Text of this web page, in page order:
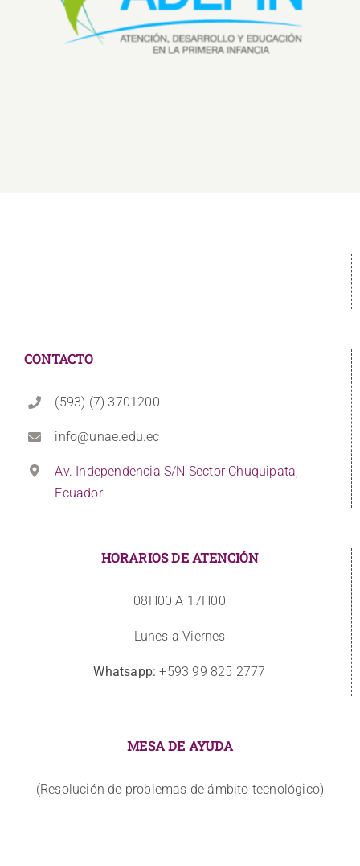
en educación inicial
CONTACTO
(593) (7) 3701200
info@unae.edu.ec
Av. Independencia S/N Sector Chuquipata,
Ecuador
HORARIOS DE ATENCIÓN
08H00 A 17H00
Lunes a Viernes
Whatsapp: +593 99 825 2777
MESA DE AYUDA
(Resolución de problemas de ámbito tecnológico)